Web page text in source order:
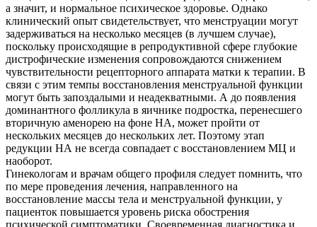
а значит, и нормальное психическое здоровье. Однако
клинический опыт свидетельствует, что менструации могут
задерживаться на несколько месяцев (в лучшем случае),
поскольку происходящие в репродуктивной сфере глубокие
дистрофические изменения сопровождаются снижением
чувствительности рецепторного аппарата матки к терапии. В
связи с этим темпы восстановления менструальной функции
могут быть запоздалыми и неадекватными. А до появления
доминантного фолликула в яичнике подростка, перенесшего
вторичную аменорею на фоне НА, может пройти от
нескольких месяцев до нескольких лет. Поэтому этап
редукции НА не всегда совпадает с восстановлением МЦ и
наоборот.
Гинекологам и врачам общего профиля следует помнить, что
по мере проведения лечения, направленного на
восстановление массы тела и менструальной функции, у
пациенток повышается уровень риска обострения
психической симптоматики. Своевременная диагностика и